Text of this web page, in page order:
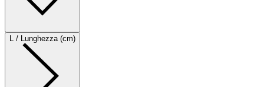
L / Lunghezza (cm)